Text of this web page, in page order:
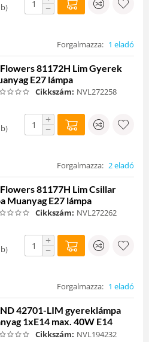
−
Forgalmazza: 1 eladó
81172H Lim Gyerek
E27 lámpa
Cikkszám: NVL272258
+
−
Forgalmazza: 2 eladó
81177H Lim Csillar
Muanyag E27 lámpa
Cikkszám: NVL272262
+
−
Forgalmazza: 1 eladó
42701-LIM gyereklámpa
1xE14 max. 40W E14
Cikkszám: NVL194232